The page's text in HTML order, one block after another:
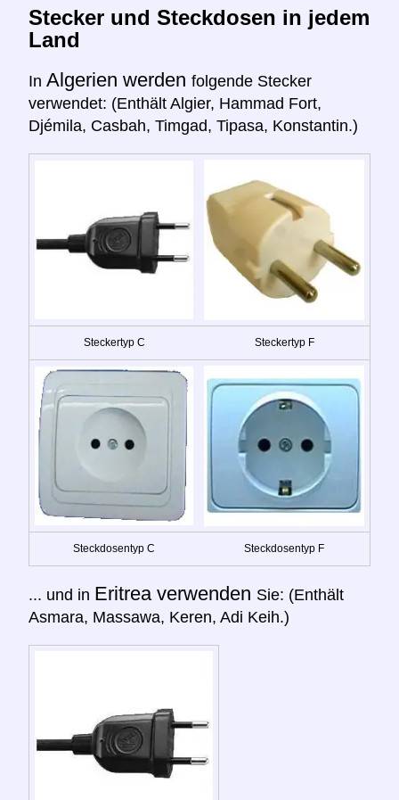
Stecker und Steckdosen in jedem
Land
In Algerien werden folgende Stecker
verwendet: (Enthält Algier, Hammad Fort,
Djémila, Casbah, Timgad, Tipasa, Konstantin.)
Steckertyp C Steckertyp F
Steckdosentyp C Steckdosentyp F
... und in Eritrea verwenden Sie: (Enthält
Asmara, Massawa, Keren, Adi Keih.)